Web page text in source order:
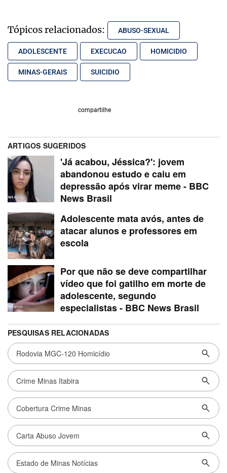
Tópicos relacionados: ABUSO-SEXUAL
ADOLESCENTE EXECUCAO HOMICIDIO
MINAS-GERAIS SUICIDIO
compartilhe